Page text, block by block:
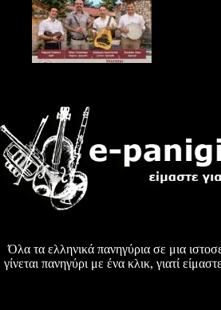
Όλα τα ελληνικά πανηγύρια σε μια
γίνεται πανηγύρι με ένα κλικ, γιατί